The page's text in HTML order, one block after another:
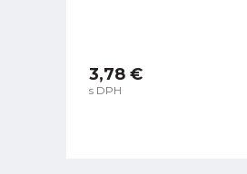
3,78 €
s DPH